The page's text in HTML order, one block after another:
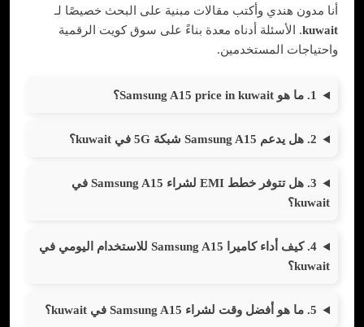
أنا مدون هندي وأكتب مقالات مبنية على البحث خصيصًا لـ
kuwait. الأسئلة أدناه معدة بناءً على سوق كويت الرقمية
واحتياجات المستخدمين.
1. ما هو Samsung A15 price in kuwait؟
2. هل يدعم Samsung A15 شبكة 5G في kuwait؟
3. هل تتوفر خطط EMI لشراء Samsung A15 في
kuwait؟
4. كيف أداء كاميرا Samsung A15 للاستخدام اليومي في
kuwait؟
5. ما هو أفضل وقت لشراء Samsung A15 في kuwait؟